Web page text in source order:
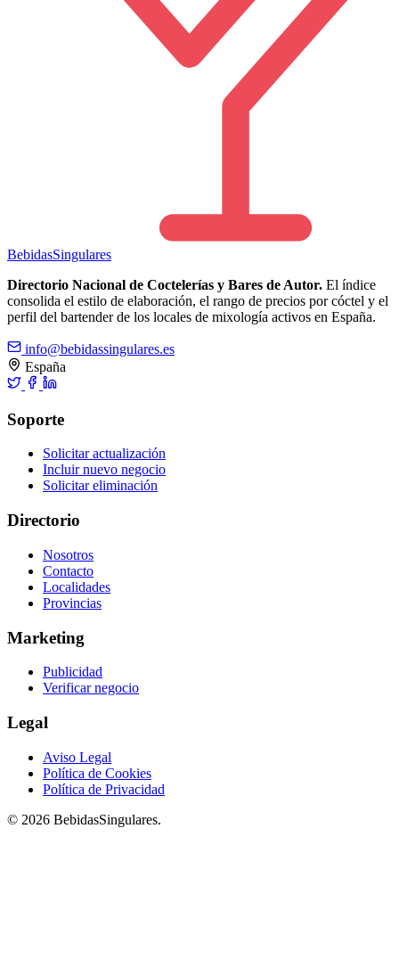
BebidasSingulares
Directorio Nacional de Coctelerías y Bares de Autor. El índice
consolida el estilo de elaboración, el rango de precios por cóctel y el
perfil del bartender de los locales de mixología activos en España.
info@bebidassingulares.es
España
Soporte
Solicitar actualización
Incluir nuevo negocio
Solicitar eliminación
Directorio
Nosotros
Contacto
Localidades
Provincias
Marketing
Publicidad
Verificar negocio
Legal
Aviso Legal
Política de Cookies
Política de Privacidad
© 2026 BebidasSingulares.